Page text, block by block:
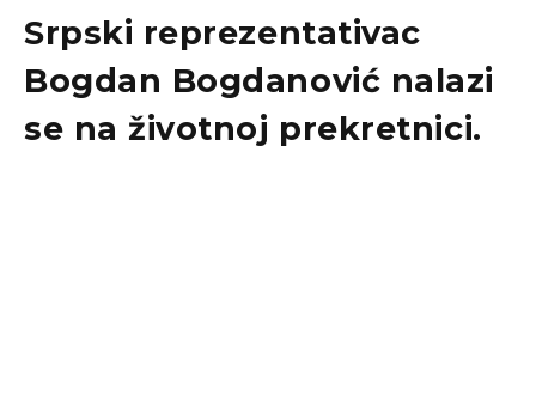
Srpski reprezentativac
Bogdan Bogdanović nalazi
se na životnoj prekretnici.